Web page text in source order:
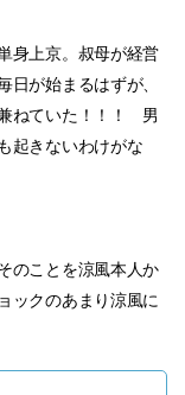
身上京。叔母が経営
が始まるはずが、
ねていた！！！ 男
起きないわけがな
のことを涼風本人か
ックのあまり涼風に